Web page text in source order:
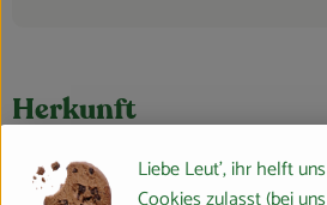
Herkunft
Hersteller: PRIMAVERA
Liebe Leut', ihr helft